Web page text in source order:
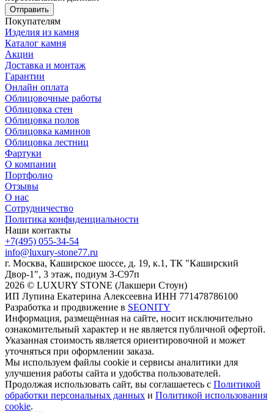
Отправить
Покупателям
Изделия из камня
Каталог камня
Акции
Доставка и монтаж
Гарантии
Онлайн оплата
Облицовочные работы
Облицовка стен
Облицовка полов
Облицовка каминов
Облицовка лестниц
Фартуки
О компании
Портфолио
Отзывы
О нас
Сотрудничество
Политика конфиденциальности
Наши контакты
+7(495) 055-34-54
info@luxury-stone77.ru
г. Москва, Каширское шоссе, д. 19, к.1, ТК "Каширский
Двор-1", 3 этаж, подиум 3-С97п
2026 © LUXURY STONE (Лакшери Стоун)
ИП Лупина Екатерина Алексеевна ИНН 771478786100
Разработка и продвижение в SEONITY
Информация, размещённая на сайте, носит исключительно
ознакомительный характер и не является публичной офертой.
Указанная стоимость является ориентировочной и может
уточняться при оформлении заказа.
Мы используем файлы cookie и сервисы аналитики для
улучшения работы сайта и удобства пользователей.
Продолжая использовать сайт, вы соглашаетесь с Политикой
обработки персональных данных и Политикой использования
cookie.